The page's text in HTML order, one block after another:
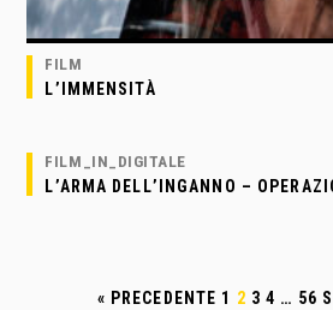
FILM
L’IMMENSITÀ
FILM_IN_DIGITALE
L’ARMA DELL’INGANNO –
« PRECEDENTE 1 2 3 4 … 56